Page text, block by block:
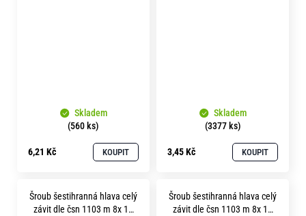
Skladem
(560 ks)
6,21 Kč KOUPIT
Skladem
(3377 ks)
3,45 Kč KOUPIT
Šroub šestihranná hlava celý
závit dle čsn 1103 m 8x 12
Šroub šestihranná hlava celý
závit dle čsn 1103 m 8x 16